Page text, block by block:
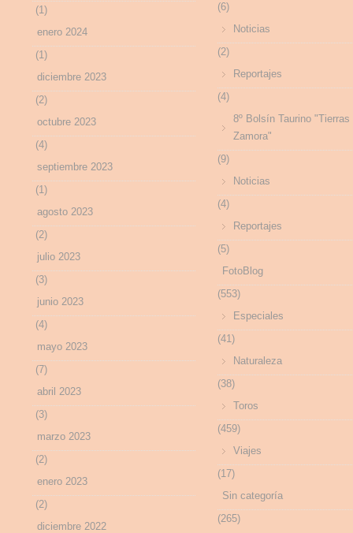
(1)
enero 2024
(1)
diciembre 2023
(2)
octubre 2023
(4)
septiembre 2023
(1)
agosto 2023
(2)
julio 2023
(3)
junio 2023
(4)
mayo 2023
(7)
abril 2023
(3)
marzo 2023
(2)
enero 2023
(2)
diciembre 2022
(6)
Noticias
(2)
Reportajes
(4)
8º Bolsín Taurino "Tierras
Zamora"
(9)
Noticias
(4)
Reportajes
(5)
FotoBlog
(553)
Especiales
(41)
Naturaleza
(38)
Toros
(459)
Viajes
(17)
Sin categoría
(265)